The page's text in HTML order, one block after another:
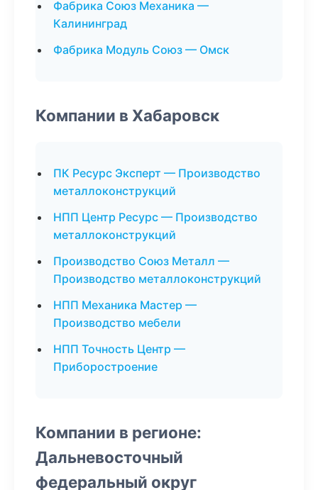
Фабрика Союз Механика —
Калининград
Фабрика Модуль Союз — Омск
Компании в Хабаровск
ПК Ресурс Эксперт — Производство
металлоконструкций
НПП Центр Ресурс — Производство
металлоконструкций
Производство Союз Металл —
Производство металлоконструкций
НПП Механика Мастер —
Производство мебели
НПП Точность Центр —
Приборостроение
Компании в регионе:
Дальневосточный
федеральный округ